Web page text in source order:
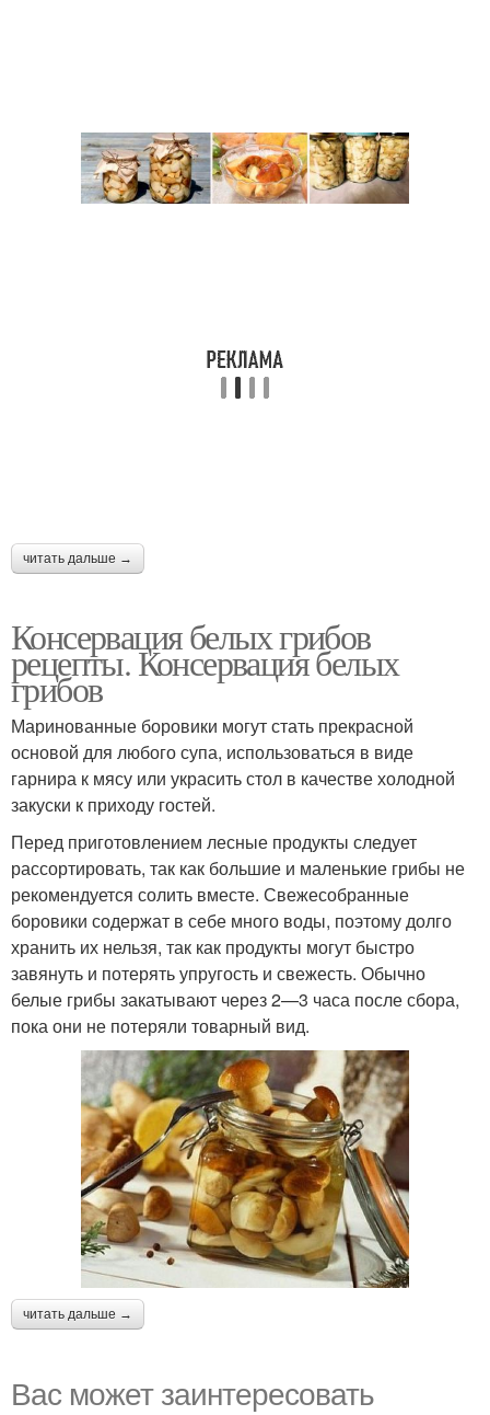
читать дальше →
Консервация белых грибов
рецепты. Консервация белых
грибов
Маринованные боровики могут стать прекрасной
основой для любого супа, использоваться в виде
гарнира к мясу или украсить стол в качестве холодной
закуски к приходу гостей.
Перед приготовлением лесные продукты следует
рассортировать, так как большие и маленькие грибы не
рекомендуется солить вместе. Свежесобранные
боровики содержат в себе много воды, поэтому долго
хранить их нельзя, так как продукты могут быстро
завянуть и потерять упругость и свежесть. Обычно
белые грибы закатывают через 2—3 часа после сбора,
пока они не потеряли товарный вид.
читать дальше →
Вас может заинтересовать